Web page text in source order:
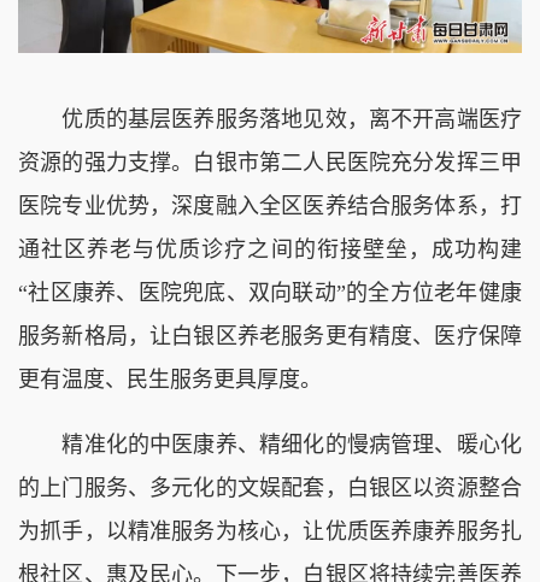
优质的基层医养服务落地见效，离不开高端医疗
资源的强力支撑。白银市第二人民医院充分发挥三甲
医院专业优势，深度融入全区医养结合服务体系，打
通社区养老与优质诊疗之间的衔接壁垒，成功构建
“社区康养、医院兜底、双向联动”的全方位老年健康
服务新格局，让白银区养老服务更有精度、医疗保障
更有温度、民生服务更具厚度。
精准化的中医康养、精细化的慢病管理、暖心化
的上门服务、多元化的文娱配套，白银区以资源整合
为抓手，以精准服务为核心，让优质医养康养服务扎
根社区、惠及民心。下一步，白银区将持续完善医养